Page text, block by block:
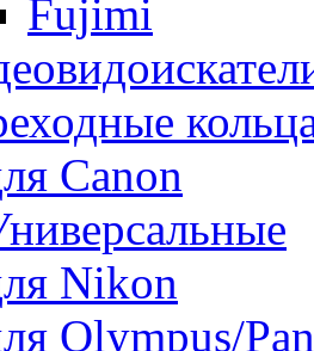
Fujimi
Canon
Nikon
Olympus/